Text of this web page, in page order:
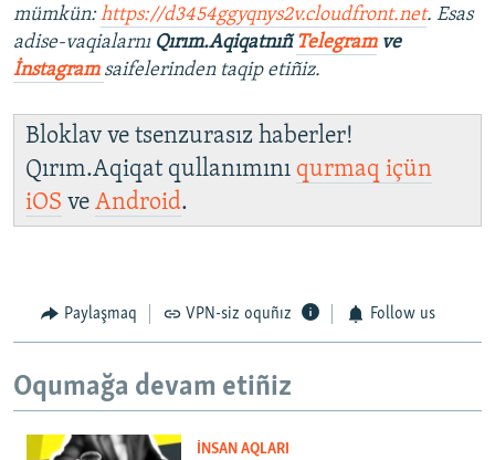
mümkün:https://d3454ggyqnys2v.cloudfront.net. Esas
adise-vaqialarnı Qırım.Aqiqatnıñ Telegramve
İnstagram saifelerinden taqip etiñiz.
Bloklav ve tsenzurasız haberler!
Qırım.Aqiqat qullanımını qurmaq içün
iOS ve Android.
Paylaşmaq VPN-siz oquñız Follow us
Oqumağa devam etiñiz
İNSAN AQLARI